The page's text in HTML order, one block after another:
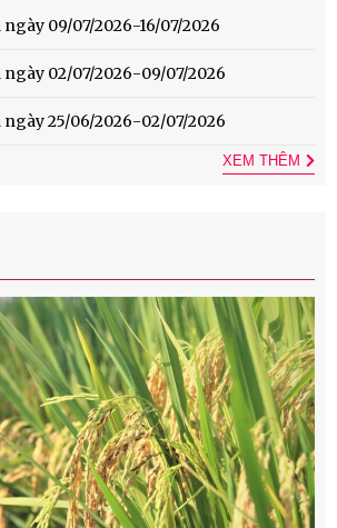
09/07/2026-16/07/2026
ngày 02/07/2026-09/07/2026
ngày 25/06/2026-02/07/2026
XEM THÊM